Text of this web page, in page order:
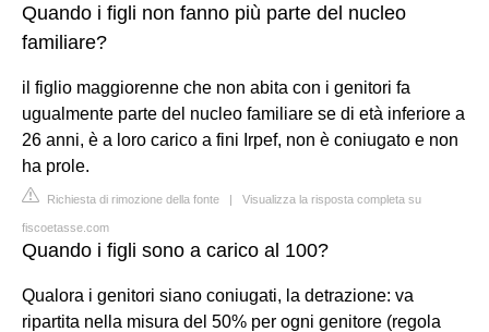
Quando i figli non fanno più parte del nucleo
familiare?
il figlio maggiorenne che non abita con i genitori fa
ugualmente parte del nucleo familiare se di età inferiore a
26 anni, è a loro carico a fini Irpef, non è coniugato e non
ha prole.
Richiesta di rimozione della fonte | Visualizza la risposta completa su
fiscoetasse.com
Quando i figli sono a carico al 100?
Qualora i genitori siano coniugati, la detrazione: va
ripartita nella misura del 50% per ogni genitore (regola